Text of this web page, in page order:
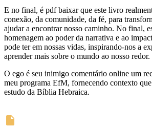
E no final, é pdf baixar que este livro
conexão, da comunidade, da fé, para
ajudar a encontrar nosso caminho. No final,
homenagem ao poder da narrativa e ao
pode ter em nossas vidas, inspirando-nos a
aprender mais sobre o mundo ao nosso redor.
O ego é seu inimigo comentário online um
meu programa EfM, fornecendo contexto
estudo da Bíblia Hebraica.